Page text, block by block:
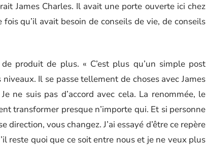
James Charles. Il avait une porte ouverte ici chez
qu’il avait besoin de conseils de vie, de conseils
produit de plus. « C’est plus qu’un simple post
Il se passe tellement de choses avec James
ne suis pas d’accord avec cela. La renommée, le
transformer presque n’importe qui. Et si personne
vous changez. J’ai essayé d’être ce repère
reste quoi que ce soit entre nous et je ne veux plus